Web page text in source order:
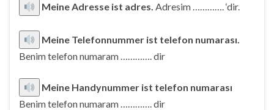
Meine Adresse ist adres. Adresim …………. ‘dir.
Meine Telefonnummer ist telefon numarası.
Benim telefon numaram …………. dir
Meine Handynummer ist telefon numarası
Benim telefon numaram …………. dir